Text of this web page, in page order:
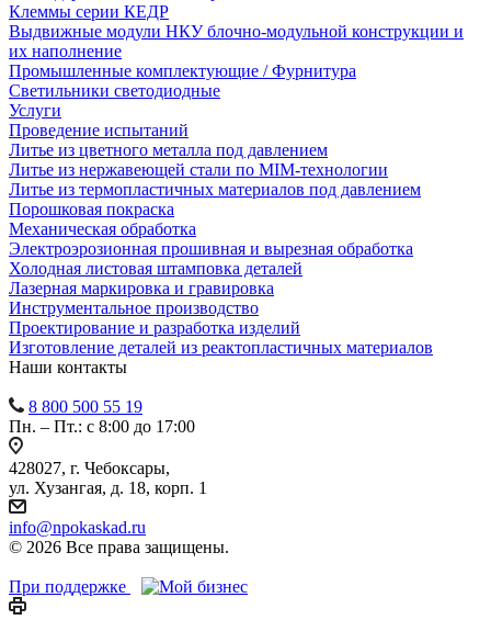
Клеммы серии КЕДР
Выдвижные модули НКУ блочно-модульной конструкции и
их наполнение
Промышленные комплектующие / Фурнитура
Светильники светодиодные
Услуги
Проведение испытаний
Литье из цветного металла под давлением
Литье из нержавеющей стали по MIM-технологии
Литье из термопластичных материалов под давлением
Порошковая покраска
Механическая обработка
Электроэрозионная прошивная и вырезная обработка
Холодная листовая штамповка деталей
Лазерная маркировка и гравировка
Инструментальное производство
Проектирование и разработка изделий
Изготовление деталей из реактопластичных материалов
Наши контакты
8 800 500 55 19
Пн. – Пт.: с 8:00 до 17:00
428027, г. Чебоксары,
ул. Хузангая, д. 18, корп. 1
info@npokaskad.ru
© 2026 Все права защищены.
При поддержке